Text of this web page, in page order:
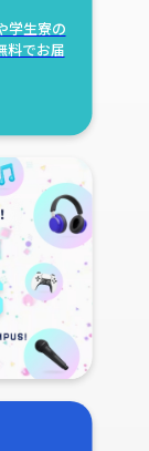
学生寮の
料でお届